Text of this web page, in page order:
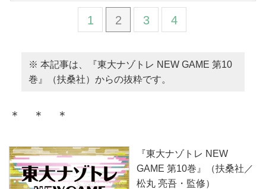
1 2 3 4
※ 本記事は、『東大ナゾトレ NEW GAME 第10
巻』（扶桑社）からの抜粋です。
＊ ＊ ＊
『東大ナゾトレ NEW
GAME 第10巻』（扶桑社／
松丸 亮吾・監修）